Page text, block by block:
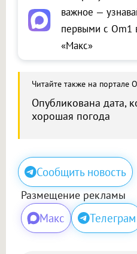
важное —
первыми с Om1
«Макс»
Читайте также на портале
Опубликована дата,
хорошая погода
Сообщить новость
Размещение рекламы
Макс Телеграм